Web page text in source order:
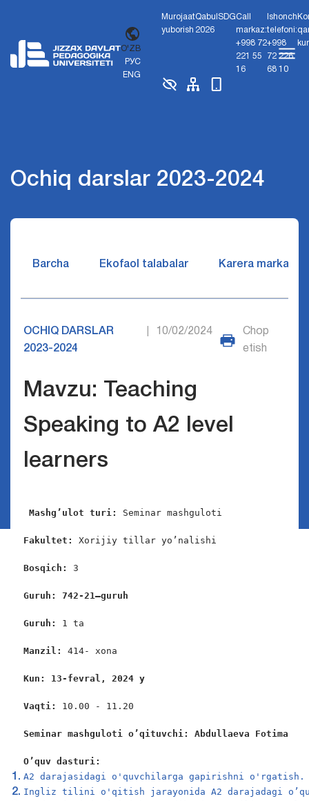
O'ZB
РУС
ENG
Murojaat
yuborish
Qabul
2026
SDGCall
markaz:
+998 72
221 55
16
Ishonch
telefoni:
+998
72 226
68 10
Ochiq darslar 2023-2024
Barcha Ekofaol talabalar Karera markazi
OCHIQ DARSLAR
2023-2024
10/02/2024
Chop
etish
Mavzu: Teaching
Speaking to A2 level
learners
Mashg’ulot turi: Seminar mashguloti
Fakultet: Xorijiy tillar yo’nalishi
Bosqich: 3
Guruh: 742-21–guruh
Guruh: 1 ta
Manzil: 414- xona
Kun: 13-fevral, 2024 y
Vaqti: 10.00 - 11.20
Seminar mashguloti o’qituvchi: Аbdullaeva Fotima
O’quv dasturi:
A2 darajasidagi o'quvchilarga gapirishni o'rgatish.
Ingliz tilini o'qitish jarayonida A2 darajadagi